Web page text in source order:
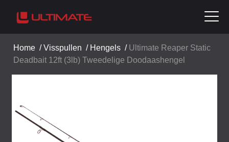
Home /Visspullen / Hengels / Ultimate Reaper Static
Deadbait 12ft (3lb) Tweedelige Doodaashengel